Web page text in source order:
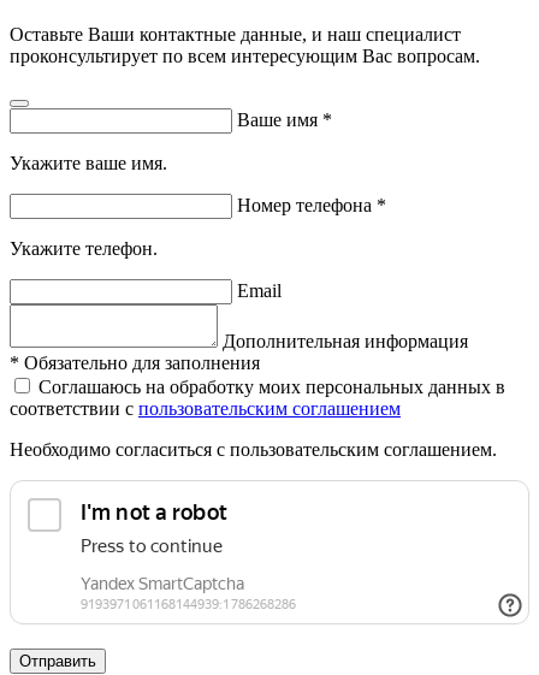
Оставьте Ваши контактные данные, и наш специалист
проконсультирует по всем интересующим Вас вопросам.
Ваше имя *
Укажите ваше имя.
Номер телефона *
Укажите телефон.
Email
Дополнительная информация
* Обязательно для заполнения
Соглашаюсь на обработку моих персональных данных в
соответствии с пользовательским соглашением
Необходимо согласиться с пользовательским соглашением.
Отправить